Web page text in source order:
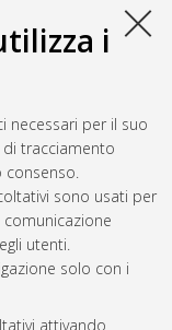
i
necessari per il suo
tracciamento
consenso.
sono usati per
utenti.
solo con i
attivando